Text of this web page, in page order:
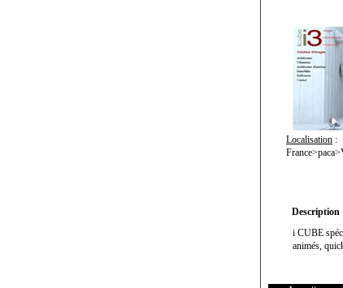
Localisation :
Description
i CUBE
animés,